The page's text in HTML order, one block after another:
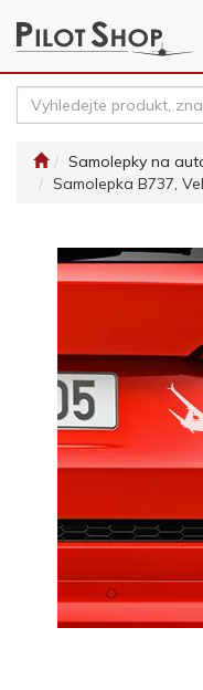
Samolepky na
Samolepka B737,